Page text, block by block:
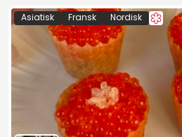
Asiatisk Fransk Nordisk